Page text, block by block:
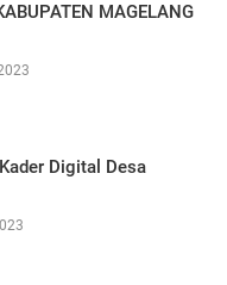
MAGELANG
Digital Desa